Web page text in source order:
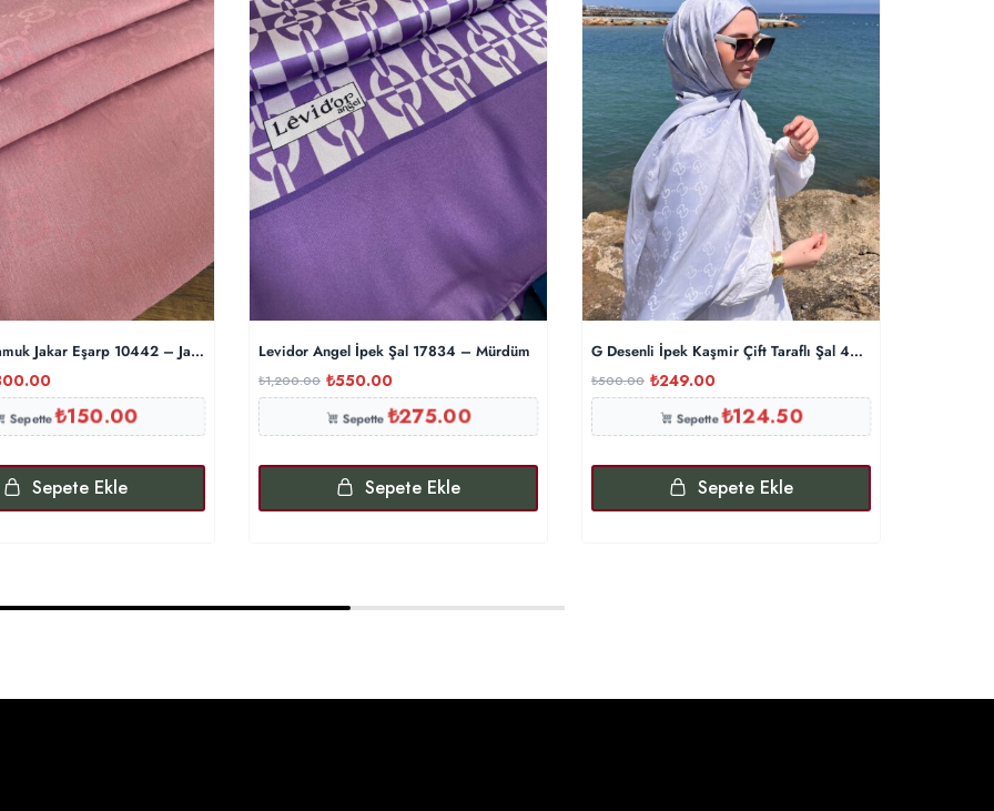
Jakar Eşarp 10442 – Japon Kirazı
Sepette₺150.00
Sepete Ekle
Levidor Angel İpek Şal 17834 – Mürdüm
₺1,200.00 ₺550.00
Sepette₺275.00
Sepete Ekle
G Desenli İpek Kaşmir Çift Taraflı Şal 440344- Gümüş Gri
₺500.00 ₺249.00
Sepette₺124.50
Sepete Ekle